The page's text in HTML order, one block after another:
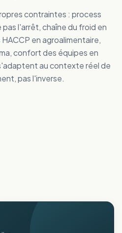
contraintes : process
l'arrêt, chaîne du froid en
en agroalimentaire,
confort des équipes en
au contexte réel de
pas l'inverse.